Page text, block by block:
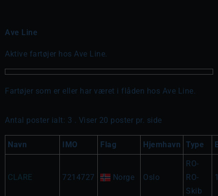
Ave Line
Aktive fartøjer hos Ave Line.
Fartøjer som er eller har været i flåden hos Ave Line.
Antal poster ialt: 3 . Viser 20 poster pr. side
Navn IMO Flag Hjemhavn Type
CLARE 7214727 Norge Oslo
RO-
RO-
Skib